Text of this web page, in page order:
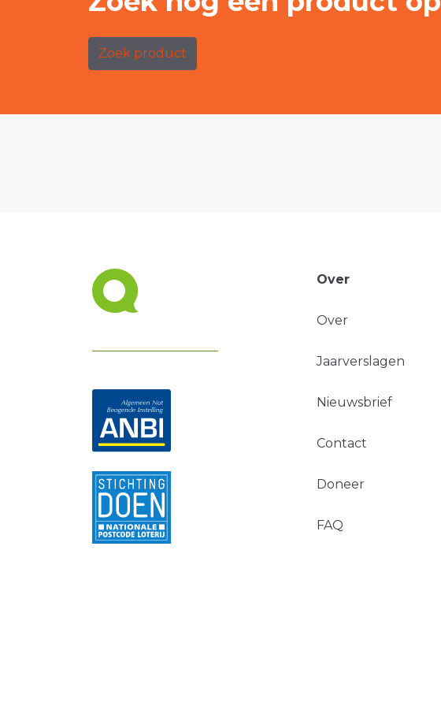
Zoek product
Over
Over
Jaarverslagen
Nieuwsbrief
Contact
Doneer
FAQ